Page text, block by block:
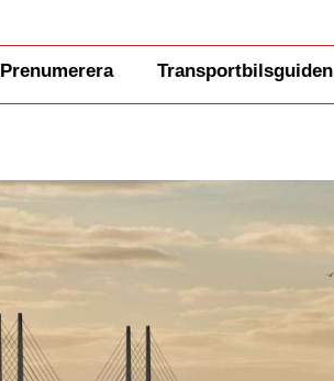
Prenumerera Transportbilsguiden